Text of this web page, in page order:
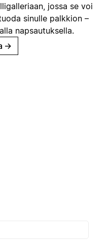
jossa se voi
sinulle palkkion –
napsautuksella.
→